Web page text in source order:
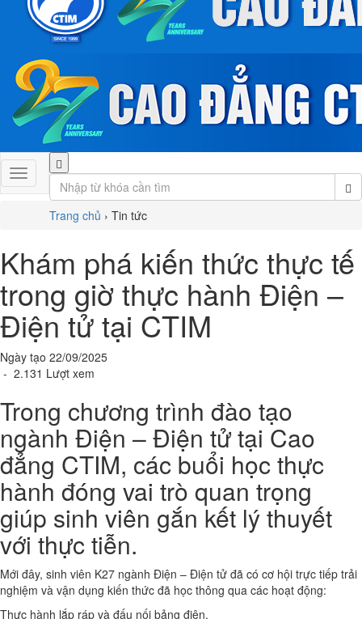
Trang chủ › Tin tức
Khám phá kiến thức thực tế
trong giờ thực hành Điện –
Điện tử tại CTIM
Ngày tạo 22/09/2025
- 2.131 Lượt xem
Trong chương trình đào tạo
ngành Điện – Điện tử tại Cao
đẳng CTIM, các buổi học thực
hành đóng vai trò quan trọng
giúp sinh viên gắn kết lý thuyết
với thực tiễn.
Mới đây, sinh viên K27 ngành Điện – Điện tử đã có cơ hội trực tiếp trải
nghiệm và vận dụng kiến thức đã học thông qua các hoạt động:
Thực hành lắp ráp và đấu nối bảng điện.